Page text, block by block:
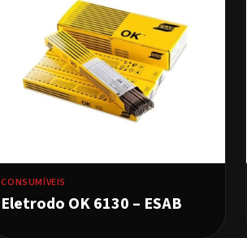
CONSUMÍVEIS
Eletrodo OK 6130 – ESAB